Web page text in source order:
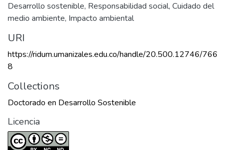
Desarrollo sostenible, Responsabilidad social, Cuidado del
medio ambiente, Impacto ambiental
URI
https://ridum.umanizales.edu.co/handle/20.500.12746/766
8
Collections
Doctorado en Desarrollo Sostenible
Licencia